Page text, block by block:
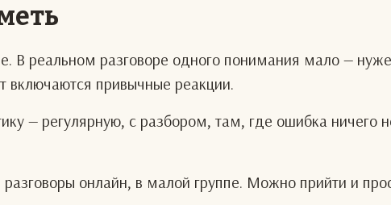
В реальном разговоре одного понимания мало —
включаются привычные реакции.
— регулярную, с разбором, там, где ошибка ничего
онлайн, в малой группе. Можно прийти и